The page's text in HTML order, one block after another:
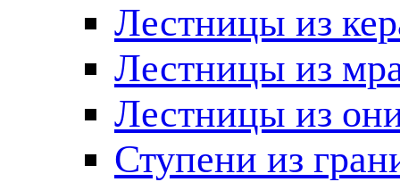
Лестницы из
Лестницы из
Лестницы из
Ступени из